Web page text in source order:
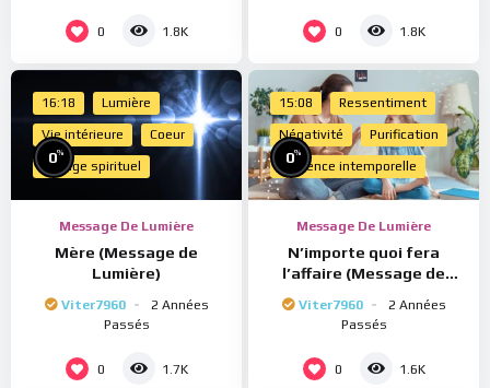
0 1.8K 0 1.8K
16:18 Lumière
Vie intérieure Coeur
Voyage spirituel
0%
Message De Lumière
Mère (Message de
Lumière)
Viter7960
2 Années
Passés
0 1.7K
15:08 Ressentiment
Négativité Purification
Présence intemporelle
0%
Message De Lumière
N’importe quoi fera
l’affaire (Message de
Viter7960
2 Années
Passés
0 1.6K